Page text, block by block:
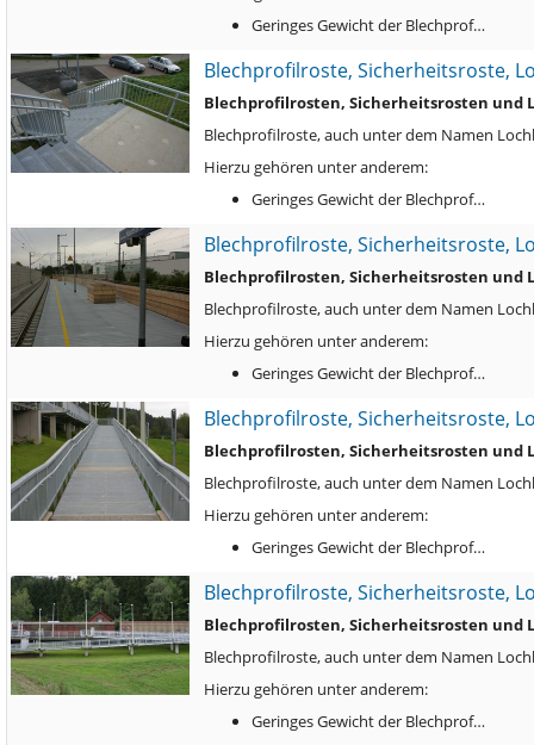
Geringes Gewicht der Blechprof…
Blechprofilroste, Sicherheitsroste,
Blechprofilrosten, Sicherheitsrosten und
Blechprofilroste, auch unter dem Namen
Hierzu gehören unter anderem:
Geringes Gewicht der Blechprof…
Blechprofilroste, Sicherheitsroste,
Blechprofilrosten, Sicherheitsrosten und
Blechprofilroste, auch unter dem Namen
Hierzu gehören unter anderem:
Geringes Gewicht der Blechprof…
Blechprofilroste, Sicherheitsroste,
Blechprofilrosten, Sicherheitsrosten und
Blechprofilroste, auch unter dem Namen
Hierzu gehören unter anderem:
Geringes Gewicht der Blechprof…
Blechprofilroste, Sicherheitsroste,
Blechprofilrosten, Sicherheitsrosten und
Blechprofilroste, auch unter dem Namen
Hierzu gehören unter anderem:
Geringes Gewicht der Blechprof…